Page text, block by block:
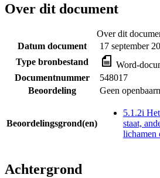
Over dit document
Over dit
Datum document
17 september
Type bronbestand
Word-
Documentnummer
548017
Beoordeling
Geen
Beoordelingsgrond(en)
5.1.2i
staat,
lichamen
Achtergrond